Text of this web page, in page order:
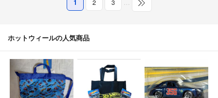
1 2 3 …
ホットウィールの人気商品